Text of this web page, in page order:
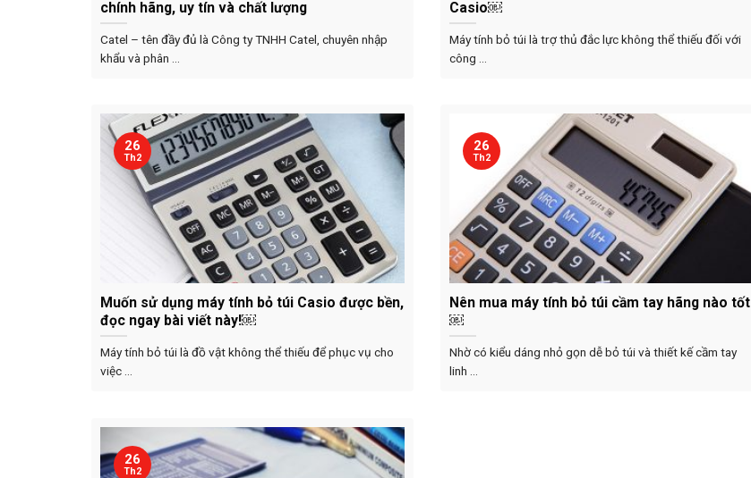
chính hãng, uy tín và chất lượng
Catel – tên đầy đủ là Công ty TNHH Catel, chuyên nhập
khẩu và phân ...
Casio￼
Máy tính bỏ túi là trợ thủ đắc lực không thể thiếu đối với
công ...
Muốn sử dụng máy tính bỏ túi Casio được bền,
đọc ngay bài viết này!￼
Máy tính bỏ túi là đồ vật không thể thiếu để phục vụ cho
việc ...
26
Th2
Nên mua máy tính bỏ túi cầm tay hãng nào tốt
￼
Nhờ có kiểu dáng nhỏ gọn dễ bỏ túi và thiết kế cầm tay
linh ...
26
Th2
26
Th2